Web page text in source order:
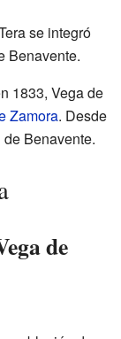
se integró
Benavente.
1833, Vega de
Zamora. Desde
Benavente.
de